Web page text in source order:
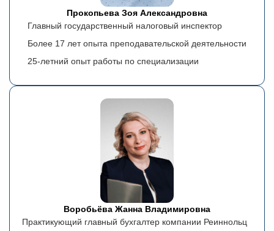
Прокопьева Зоя Александровна
Главный государственный налоговый инспектор
Более 17 лет опыта преподавательской деятельности
25-летний опыт работы по специализации
Воробьёва Жанна Владимировна
Практикующий главный бухгалтер компании Реиннольц